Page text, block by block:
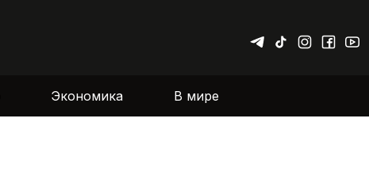
Экономика В мире